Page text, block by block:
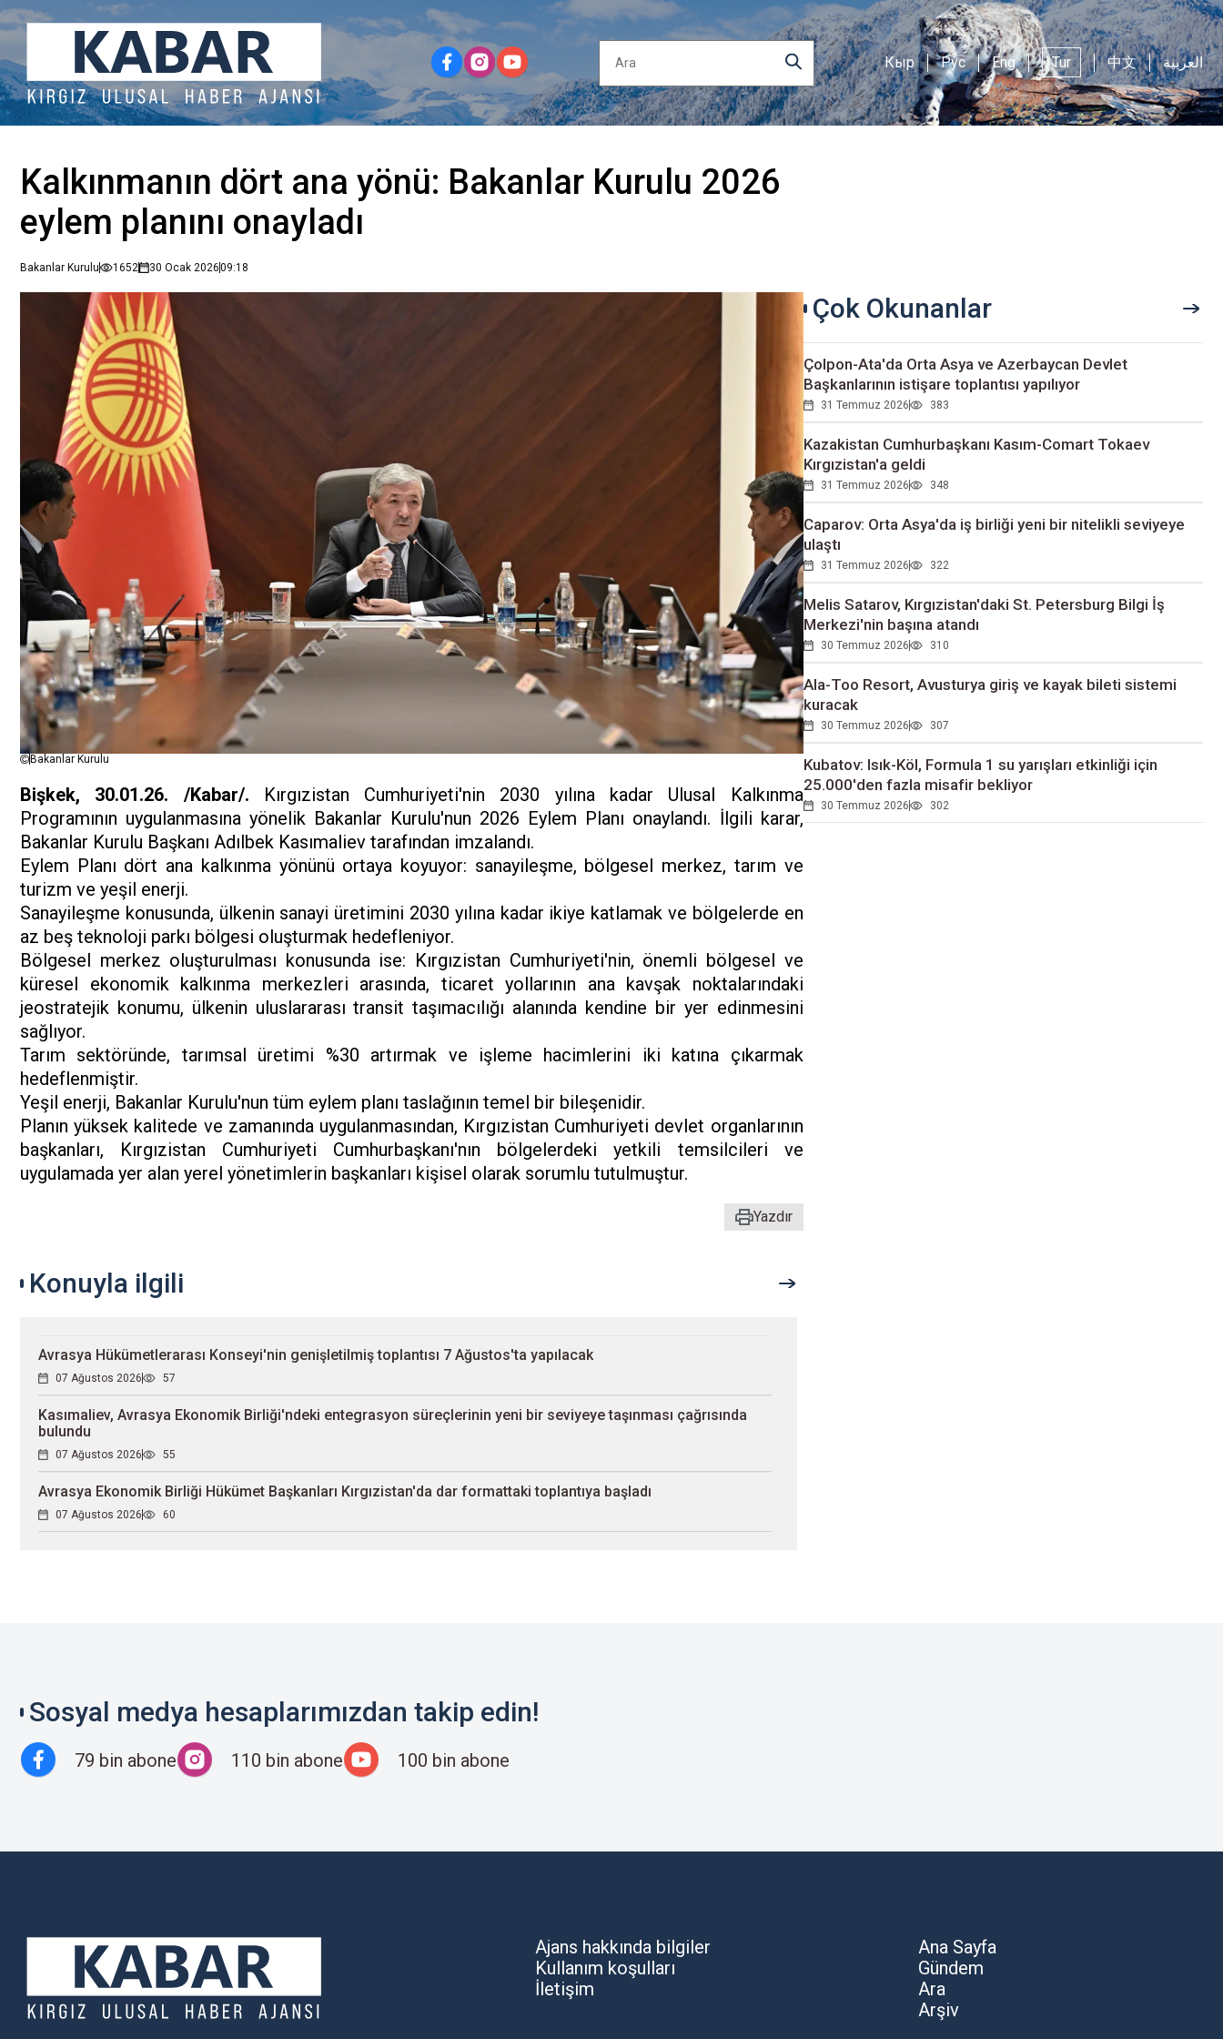
Кыр Рус Eng Tur 中文 العربية
Kalkınmanın dört ana yönü: Bakanlar Kurulu 2026
eylem planını onayladı
Bakanlar Kurulu 1652 30 Ocak 202609:18
Bakanlar Kurulu
Bişkek, 30.01.26. /Kabar/.
Kırgızistan Cumhuriyeti'nin 2030 yılına kadar Ulusal Kalkınma
Programının uygulanmasına yönelik Bakanlar Kurulu'nun 2026 Eylem Planı onaylandı. İlgili karar,
Bakanlar Kurulu Başkanı Adılbek Kasımaliev tarafından imzalandı.
Eylem Planı dört ana kalkınma yönünü ortaya koyuyor: sanayileşme, bölgesel merkez, tarım ve
turizm ve yeşil enerji.
Sanayileşme konusunda, ülkenin sanayi üretimini 2030 yılına kadar ikiye katlamak ve bölgelerde en
az beş teknoloji parkı bölgesi oluşturmak hedefleniyor.
Bölgesel merkez oluşturulması konusunda ise: Kırgızistan Cumhuriyeti'nin, önemli bölgesel ve
küresel ekonomik kalkınma merkezleri arasında, ticaret yollarının ana kavşak noktalarındaki
jeostratejik konumu, ülkenin uluslararası transit taşımacılığı alanında kendine bir yer edinmesini
sağlıyor.
Tarım sektöründe, tarımsal üretimi %30 artırmak ve işleme hacimlerini iki katına çıkarmak
hedeflenmiştir.
Yeşil enerji, Bakanlar Kurulu'nun tüm eylem planı taslağının temel bir bileşenidir.
Planın yüksek kalitede ve zamanında uygulanmasından, Kırgızistan Cumhuriyeti devlet organlarının
başkanları, Kırgızistan Cumhuriyeti Cumhurbaşkanı'nın bölgelerdeki yetkili temsilcileri ve
uygulamada yer alan yerel yönetimlerin başkanları kişisel olarak sorumlu tutulmuştur.
Yazdır
Çok Okunanlar
Çolpon-Ata'da Orta Asya ve Azerbaycan Devlet
Başkanlarının istişare toplantısı yapılıyor
31 Temmuz 2026 383
Kazakistan Cumhurbaşkanı Kasım-Comart Tokaev
Kırgızistan'a geldi
31 Temmuz 2026 348
Caparov: Orta Asya'da iş birliği yeni bir nitelikli seviyeye
ulaştı
31 Temmuz 2026 322
Melis Satarov, Kırgızistan'daki St. Petersburg Bilgi İş
Merkezi'nin başına atandı
30 Temmuz 2026 310
Ala-Too Resort, Avusturya giriş ve kayak bileti sistemi
kuracak
30 Temmuz 2026 307
Kubatov: Isık-Köl, Formula 1 su yarışları etkinliği için
25.000'den fazla misafir bekliyor
30 Temmuz 2026 302
Konuyla ilgili
Avrasya Hükümetlerarası Konseyi'nin genişletilmiş toplantısı 7 Ağustos'ta yapılacak
07 Ağustos 2026 57
Kasımaliev, Avrasya Ekonomik Birliği'ndeki entegrasyon süreçlerinin yeni bir seviyeye taşınması çağrısında
bulundu
07 Ağustos 2026 55
Avrasya Ekonomik Birliği Hükümet Başkanları Kırgızistan'da dar formattaki toplantıya başladı
07 Ağustos 2026 60
Sosyal medya hesaplarımızdan takip edin!
79 bin abone 110 bin abone 100 bin abone
Ajans hakkında bilgiler
Kullanım koşulları
İletişim
Ana Sayfa
Gündem
Ara
Arşiv